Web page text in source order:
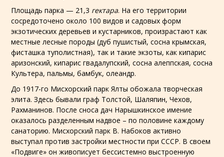
Площадь парка — 21,3 гектара. На его территории
сосредоточено около 100 видов и садовых форм
экзотическихдеревьев и кустарников, произрастают как
местные лесные породы (дуб пушистый,сосна крымская,
фисташка туполистная), так и такиеэкзоты, каккипарис
аризонский,кипарис гвадалупский,сосна алеппская,сосна
Культера, пальмы,бамбук,олеандр.
До 1917-го Мисхорский парк Ялты обожала творческая
элита. Здесь бывали граф Толстой, Шаляпин, Чехов,
Рахманинов. После сноса дач Нарышкинское имение
оказалось разделенным надвое – по половине каждому
санаторию. Мисхорский парк В. Набоков активно
выступал против застройки местности при СССР. В своем
«Подвиге» он живописует бессистемно выстроенную